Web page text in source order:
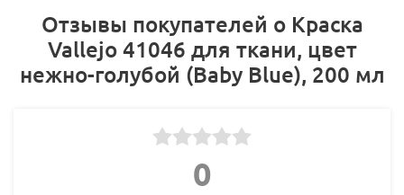
Отзывы покупателей о Краска
Vallejo 41046 для ткани, цвет
нежно-голубой (Baby Blue), 200 мл
0